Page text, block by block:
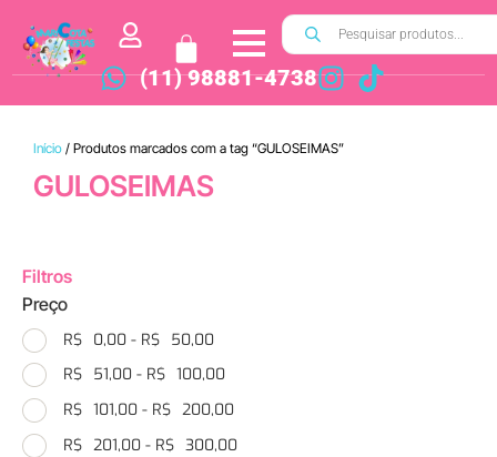
(11) 98881-4738
Início / Produtos marcados com a tag “GULOSEIMAS”
GULOSEIMAS
Filtros
Preço
R$ 0,00 - R$ 50,00
R$ 51,00 - R$ 100,00
R$ 101,00 - R$ 200,00
R$ 201,00 - R$ 300,00